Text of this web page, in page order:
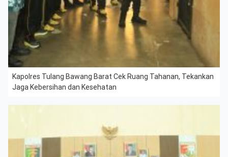
Kapolres Tulang Bawang Barat Cek Ruang Tahanan, Tekankan
Jaga Kebersihan dan Kesehatan